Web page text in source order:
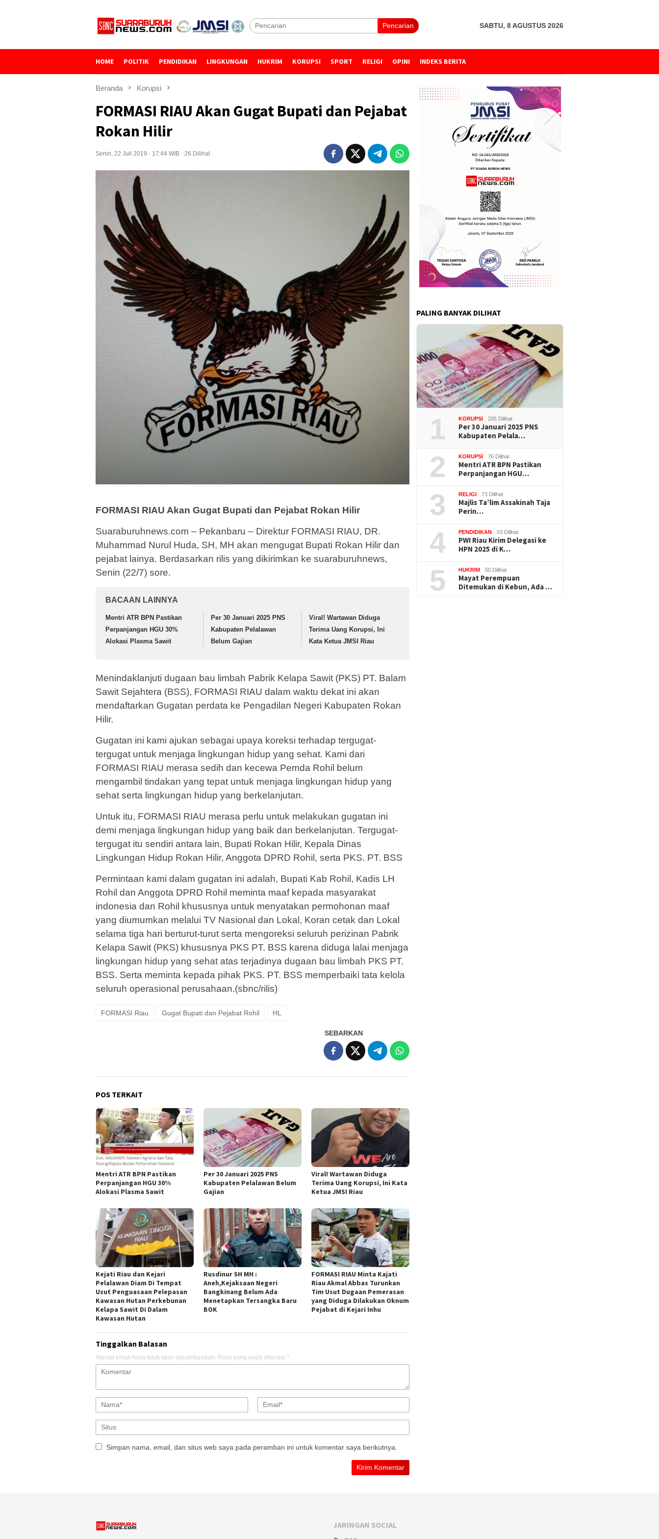
Pencarian SABTU, 8 AGUSTUS 2026
HOME POLITIK PENDIDIKAN LINGKUNGAN HUKRIM KORUPSI SPORT RELIGI OPINI INDEKS BERITA
Beranda Korupsi
FORMASI RIAU Akan Gugat Bupati dan Pejabat
Rokan Hilir
Senin, 22 Juli 2019 - 17:44 WIB 26 Dilihat
FORMASI RIAU Akan Gugat Bupati dan Pejabat Rokan Hilir
Suaraburuhnews.com – Pekanbaru – Direktur FORMASI RIAU, DR.
Muhammad Nurul Huda, SH, MH akan mengugat Bupati Rokan Hilir dan
pejabat lainya. Berdasarkan rilis yang dikirimkan ke suaraburuhnews,
Senin (22/7) sore.
BACAAN LAINNYA
Mentri ATR BPN Pastikan
Perpanjangan HGU 30%
Alokasi Plasma Sawit
Per 30 Januari 2025 PNS
Kabupaten Pelalawan
Belum Gajian
Viral! Wartawan Diduga
Terima Uang Korupsi, Ini
Kata Ketua JMSI Riau
Menindaklanjuti dugaan bau limbah Pabrik Kelapa Sawit (PKS) PT. Balam
Sawit Sejahtera (BSS), FORMASI RIAU dalam waktu dekat ini akan
mendaftarkan Gugatan perdata ke Pengadilan Negeri Kabupaten Rokan
Hilir.
Gugatan ini kami ajukan sebagai upaya koreksi terhadap tergugat-
tergugat untuk menjaga lingkungan hidup yang sehat. Kami dari
FORMASI RIAU merasa sedih dan kecewa Pemda Rohil belum
mengambil tindakan yang tepat untuk menjaga lingkungan hidup yang
sehat serta lingkungan hidup yang berkelanjutan.
Untuk itu, FORMASI RIAU merasa perlu untuk melakukan gugatan ini
demi menjaga lingkungan hidup yang baik dan berkelanjutan. Tergugat-
tergugat itu sendiri antara lain, Bupati Rokan Hilir, Kepala Dinas
Lingkungan Hidup Rokan Hilir, Anggota DPRD Rohil, serta PKS. PT. BSS
Permintaan kami dalam gugatan ini adalah, Bupati Kab Rohil, Kadis LH
Rohil dan Anggota DPRD Rohil meminta maaf kepada masyarakat
indonesia dan Rohil khususnya untuk menyatakan permohonan maaf
yang diumumkan melalui TV Nasional dan Lokal, Koran cetak dan Lokal
selama tiga hari berturut-turut serta mengoreksi seluruh perizinan Pabrik
Kelapa Sawit (PKS) khususnya PKS PT. BSS karena diduga lalai menjaga
lingkungan hidup yang sehat atas terjadinya dugaan bau limbah PKS PT.
BSS. Serta meminta kepada pihak PKS. PT. BSS memperbaiki tata kelola
seluruh operasional perusahaan.(sbnc/rilis)
FORMASI Riau Gugat Bupati dan Pejabat Rohil HL
SEBARKAN
POS TERKAIT
Mentri ATR BPN Pastikan
Perpanjangan HGU 30%
Alokasi Plasma Sawit
Per 30 Januari 2025 PNS
Kabupaten Pelalawan Belum
Gajian
Viral! Wartawan Diduga
Terima Uang Korupsi, Ini Kata
Ketua JMSI Riau
Kejati Riau dan Kejari
Pelalawan Diam Di Tempat
Usut Penguasaan Pelepasan
Kawasan Hutan Perkebunan
Kelapa Sawit Di Dalam
Kawasan Hutan
Rusdinur SH MH :
Aneh,Kejaksaan Negeri
Bangkinang Belum Ada
Menetapkan Tersangka Baru
BOK
FORMASI RIAU Minta Kajati
Riau Akmal Abbas Turunkan
Tim Usut Dugaan Pemerasan
yang Diduga Dilakukan Oknum
Pejabat di Kejari Inhu
Tinggalkan Balasan
Alamat email Anda tidak akan dipublikasikan. Ruas yang wajib ditandai *
Simpan nama, email, dan situs web saya pada peramban ini untuk komentar saya berikutnya.
PALING BANYAK DILIHAT
1 KORUPSI 205 Dilihat
Per 30 Januari 2025 PNS
Kabupaten Pelala…
2 KORUPSI 76 Dilihat
Mentri ATR BPN Pastikan
Perpanjangan HGU…
3 RELIGI 73 Dilihat
Majlis Ta’lim Assakinah Taja
Perin…
4 PENDIDIKAN 53 Dilihat
PWI Riau Kirim Delegasi ke
HPN 2025 di K…
5 HUKRIM 50 Dilihat
Mayat Perempuan
Ditemukan di Kebun, Ada …
JARINGAN SOCIAL